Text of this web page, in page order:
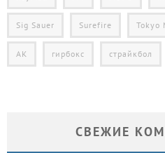
Sig Sauer Surefire Tokyo
АК гирбокс страйкбол
СВЕЖИЕ